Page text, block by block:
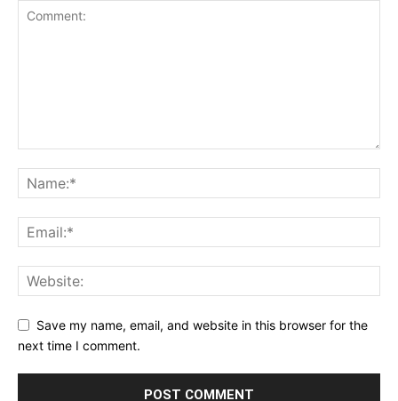
Save my name, email, and website in this browser for the
next time I comment.